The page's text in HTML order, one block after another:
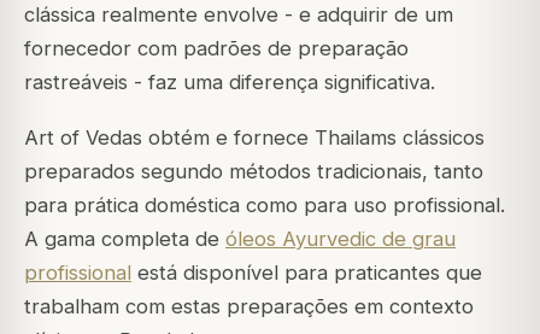
clássica realmente envolve - e adquirir de um
fornecedor com padrões de preparação
rastreáveis - faz uma diferença significativa.
Art of Vedas obtém e fornece Thailams clássicos
preparados segundo métodos tradicionais, tanto
para prática doméstica como para uso profissional.
A gama completa de óleos Ayurvedic de grau
profissional está disponível para praticantes que
trabalham com estas preparações em contexto